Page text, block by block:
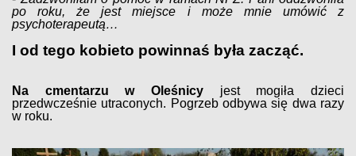
po roku, że jest miejsce i może mnie umówić z
psychoterapeutą…
I od tego kobieto powinnaś była zacząć.
Na cmentarzu w Oleśnicy jest mogiła dzieci
przedwcześnie utraconych. Pogrzeb odbywa się dwa razy
w roku.